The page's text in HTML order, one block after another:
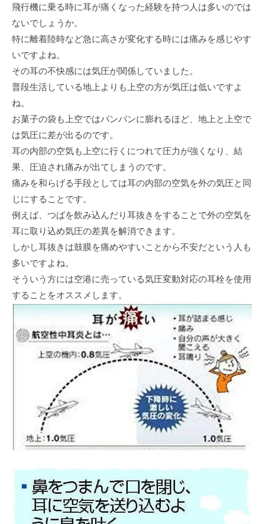
飛行機に乗る時に耳が痛くなった経験を持つ人は多いのでは
ないでしょうか。
特に離着陸時など急に高さが変化する時には痛みを感じやす
いですよね。
その耳の不快感には気圧が関係していました。
普段生活している地上よりも上空の方が気圧は低いですよ
ね。
お菓子の袋も上空ではパンパンに膨れるほど、地上と上空で
は気圧に差が出るのです。
耳の内部の空気も上空に行くにつれて圧力が強くなり、結
果、圧迫され痛みが出てしまうのです。
痛みを和らげる手段としては耳の内部の空気を外の気圧と同
じにすることです。
例えば、つばを飲み込んだり耳抜きをすることで外の空気を
耳に取り込め気圧の差異を解消できます。
しかし耳抜きは鼓膜を痛めやすいことから不安だという人も
多いですよね。
そういう方には空港に売っている気圧変動対応の耳栓を使用
することをオススメします。